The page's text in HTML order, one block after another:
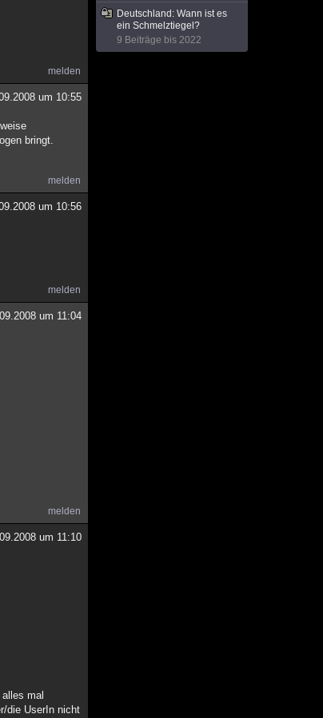
melden
um 10:55
bringt.
melden
um 10:56
melden
um 11:04
melden
um 11:10
mal
die UserIn nicht
Deutschland: Wann ist es
ein Schmelztiegel?
9 Beiträge bis 2022